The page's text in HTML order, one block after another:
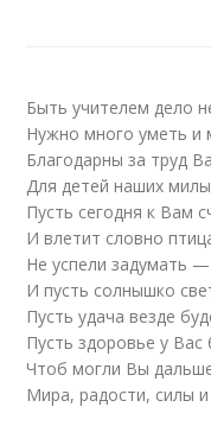
Быть учителем дело
Нужно много уметь и
Благодарны за труд
Для детей наших
Пусть сегодня к Вам
И влетит словно
Не успели задумать —
И пусть солнышко
Пусть удача везде
Пусть здоровье у Вас
Чтоб могли Вы
Мира, радости, силы